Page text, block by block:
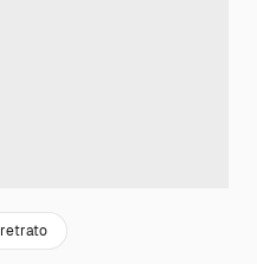
retrato